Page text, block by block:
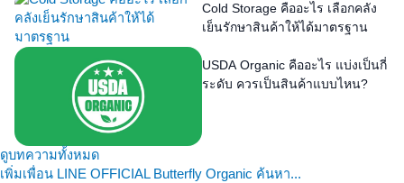
Cold Storage คืออะไร เลือกคลัง
เย็นรักษาสินค้าให้ได้มาตรฐาน
USDA Organic คืออะไร แบ่งเป็นกี่
ระดับ ควรเป็นสินค้าแบบไหน?
ดูบทความทั้งหมด
เพิ่มเพื่อน LINE OFFICIAL Butterfly Organic ค้นหา...